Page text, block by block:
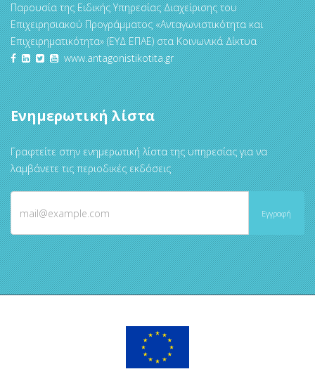
Παρουσία της Ειδικής Υπηρεσίας Διαχείρισης του
Επιχειρησιακού Προγράμματος «Ανταγωνιστικότητα και
Επιχειρηματικότητα» (ΕΥΔ ΕΠΑΕ) στα Κοινωνικά Δίκτυα
www.antagonistikotita.gr
Ενημερωτική λίστα
Γραφτείτε στην ενημερωτική λίστα της υπηρεσίας για να
λαμβάνετε τις περιοδικές εκδόσεις